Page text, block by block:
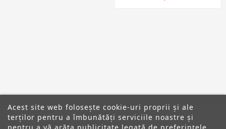
Acest site web folosește cookie-uri proprii și ale
terților pentru a îmbunătăți serviciile noastre și